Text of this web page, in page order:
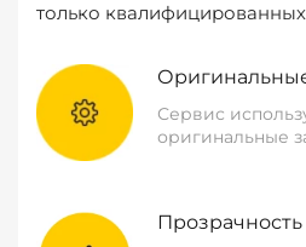
только
Сервис
оригинальные
Прозрачность